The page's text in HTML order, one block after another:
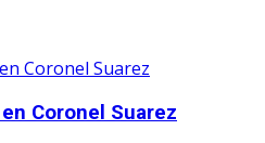
Coronel Suarez